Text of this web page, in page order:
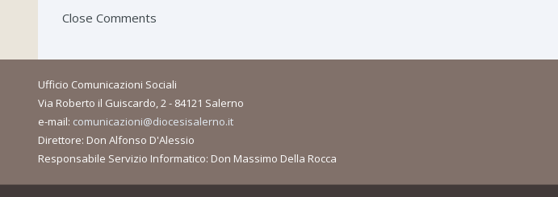
Close Comments
Ufficio Comunicazioni Sociali
Via Roberto il Guiscardo, 2 - 84121 Salerno
e-mail: comunicazioni@diocesisalerno.it
Direttore: Don Alfonso D'Alessio
Responsabile Servizio Informatico: Don Massimo Della Rocca